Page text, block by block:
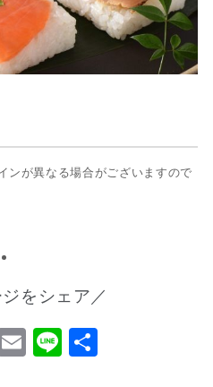
ンが異なる場合がございますので
をシェア／
Email
Line